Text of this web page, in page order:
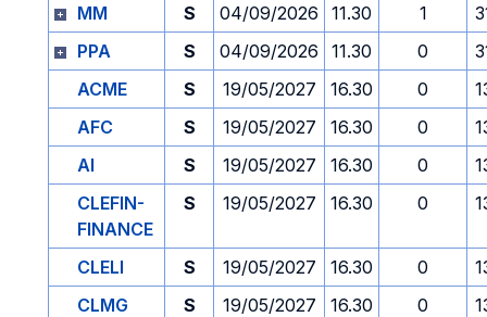
MM
S 04/09/2026 11.30 1
PPA
S 04/09/2026 11.30 0
ACME
S 19/05/2027 16.30 0
AFC
S 19/05/2027 16.30 0
AI
S 19/05/2027 16.30 0
CLEFIN-
FINANCE
S 19/05/2027 16.30 0
CLELI S 19/05/2027 16.30 0
CLMG
S 19/05/2027 16.30 0